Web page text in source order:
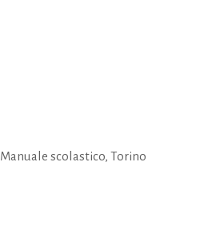
Manuale scolastico, Torino